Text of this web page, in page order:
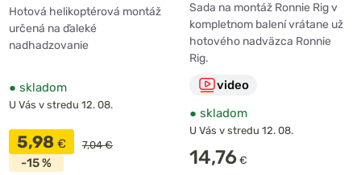
Hotová helikoptérová montáž
určená na ďaleké
nadhadzovanie
● skladom
U Vás v stredu 12. 08.
5,98 € 7,04 €
-15 %
Sada na montáž Ronnie Rig v
kompletnom balení vrátane už
hotového nadväzca Ronnie
Rig.
video
● skladom
U Vás v stredu 12. 08.
14,76 €